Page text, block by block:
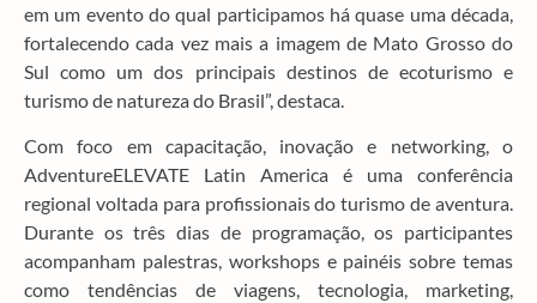
em um evento do qual participamos há quase uma década,
fortalecendo cada vez mais a imagem de Mato Grosso do
Sul como um dos principais destinos de ecoturismo e
turismo de natureza do Brasil”, destaca.
Com foco em capacitação, inovação e networking, o
AdventureELEVATE Latin America é uma conferência
regional voltada para profissionais do turismo de aventura.
Durante os três dias de programação, os participantes
acompanham palestras, workshops e painéis sobre temas
como tendências de viagens, tecnologia, marketing,